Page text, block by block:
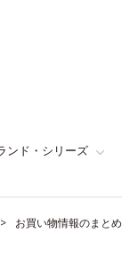
ンド・シリーズ
お買い物情報のまとめ